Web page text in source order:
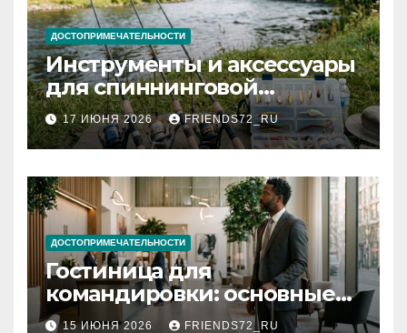
ДОСТОПРИМЕЧАТЕЛЬНОСТИ
Инструменты и аксессуары
для спиннинговой
рыбалки: назначение и
типы
17 ИЮНЯ 2026 FRIENDS72_RU
ДОСТОПРИМЕЧАТЕЛЬНОСТИ
Гостиница для
командировки: основные
критерии выбора
15 ИЮНЯ 2026 FRIENDS72_RU